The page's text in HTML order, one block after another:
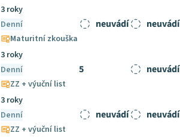
3 roky
Denní
Maturitní zkouška
neuvádí neuvádí
3 roky
Denní
ZZ + výuční list
5 neuvádí
3 roky
Denní
ZZ + výuční list
neuvádí neuvádí